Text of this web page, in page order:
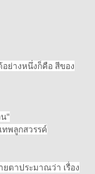
ย่างหนึ่งก็คือ สีของ
"
ทพลูกสวรรค์
ตาประมาณว่า เรื่อง